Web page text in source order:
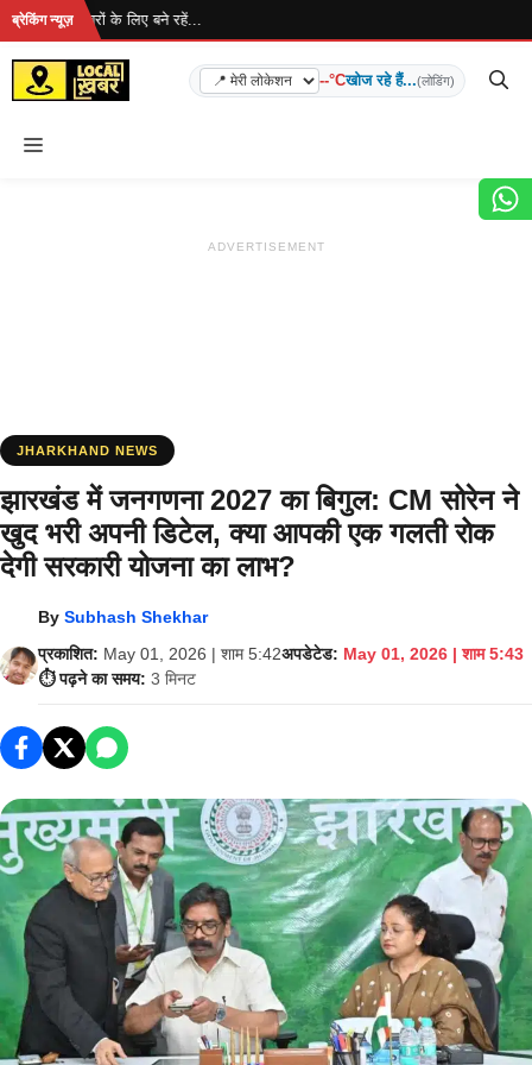
Skip
content
ब्रेकिंग न्यूज़
ताज़ा खबरों के लिए बने रहें...
--°Cखोज रहे हैं...(लोडिंग)
Menu
ADVERTISEMENT
JHARKHAND NEWS
झारखंड में जनगणना 2027 का बिगुल: CM सोरेन ने
खुद भरी अपनी डिटेल, क्या आपकी एक गलती रोक
देगी सरकारी योजना का लाभ?
BySubhash Shekhar
प्रकाशित: May 01, 2026 | शाम 5:42अपडेटेड: May 01, 2026 | शाम 5:43
⏱️ पढ़ने का समय: 3 मिनट